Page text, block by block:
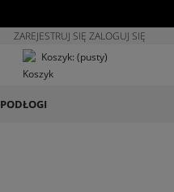
ZAREJESTRUJ SIĘ ZALOGUJ SIĘ
Koszyk: (pusty)
PODŁOGI